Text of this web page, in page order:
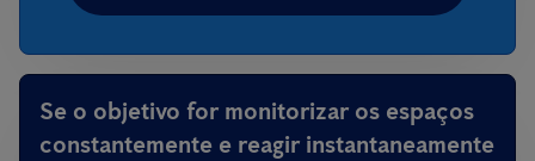
Se o objetivo for monitorizar os espaços
constantemente e reagir instantaneamente